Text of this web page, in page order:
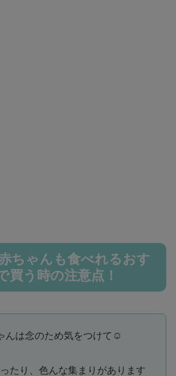
ちゃんも食べれるおす
買う時の注意点！
んは念のため気をつけて☺️
たり、色んな集まりがあります